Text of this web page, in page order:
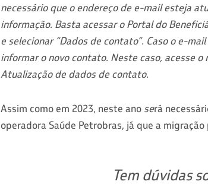
necessário que o endereço de e-mail esteja
informação. Basta acessar o Portal do
e selecionar “Dados de contato”. Caso o e-
informar o novo contato. Neste caso, acesse
Atualização de dados de contato.
Assim como em 2023, neste ano será
operadora Saúde Petrobras, já que a
Tem dúvidas